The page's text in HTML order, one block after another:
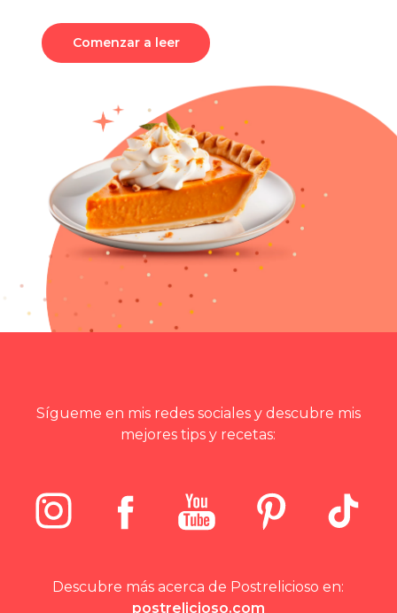
Comenzar a leer
Sígueme en mis redes sociales y descubre mis
mejores tips y recetas:
Descubre más acerca de Postrelicioso en:
postrelicioso.com